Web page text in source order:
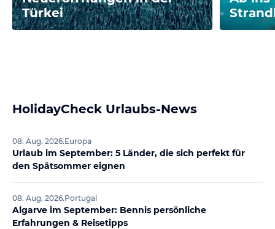
Türkei
HolidayCheck Urlaubs-News
08. Aug. 2026.Europa
Urlaub im September: 5 Länder, die sich perfekt für
den Spätsommer eignen
08. Aug. 2026.Portugal
Algarve im September: Bennis persönliche
Erfahrungen & Reisetipps